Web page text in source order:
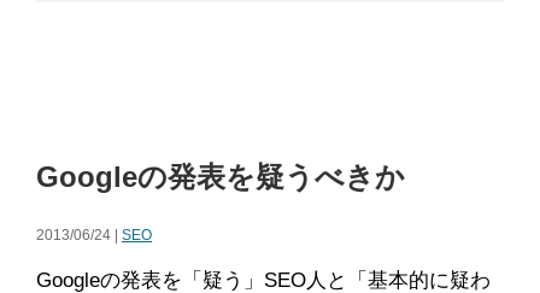
Googleの発表を疑うべきか
2013/06/24 | SEO
Googleの発表を「疑う」SEO人と「基本的に疑わ